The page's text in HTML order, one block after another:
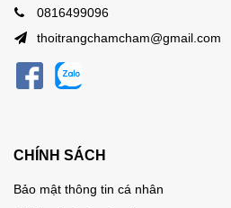
0816499096
thoitrangchamcham@gmail.com
CHÍNH SÁCH
Bảo mật thông tin cá nhân